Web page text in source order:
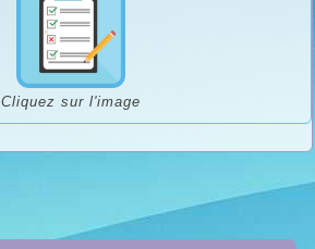
Cliquez sur l'image